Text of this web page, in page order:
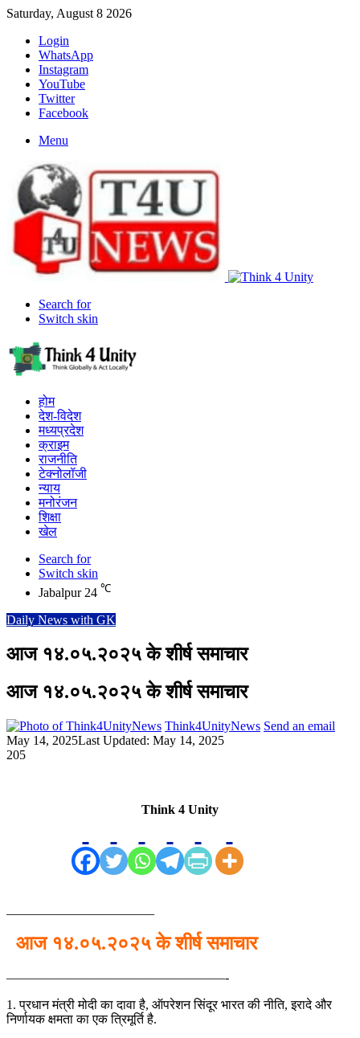
Saturday, August 8 2026
Login
WhatsApp
Instagram
YouTube
Twitter
Facebook
Menu
Search for
Switch skin
होम
देश-विदेश
मध्यप्रदेश
क्राइम
राजनीति
टेक्नोलॉजी
न्याय
मनोरंजन
शिक्षा
खेल
Search for
Switch skin
Jabalpur 24 ℃
Daily News with GK
आज १४.०५.२०२५ के शीर्ष समाचार
आज १४.०५.२०२५ के शीर्ष समाचार
Think4UnityNews Send an email
May 14, 2025Last Updated: May 14, 2025
205
Think 4 Unity
आज १४.०५.२०२५ के शीर्ष समाचार
—————————————————-
1. प्रधान मंत्री मोदी का दावा है, ऑपरेशन सिंदूर भारत की नीति, इरादे और
निर्णायक क्षमता का एक त्रिमूर्ति है.